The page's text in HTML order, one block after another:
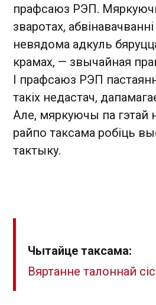
прафсаюз РЭП.
зваротах,
невядома адкуль
крамах, — звычайная
І прафсаюз РЭП
такіх недастач,
Але, мяркуючы па ​​гэтай
райпо таксама робіць
тактыку.
Чытайце таксама:
Вяртанне талоннай